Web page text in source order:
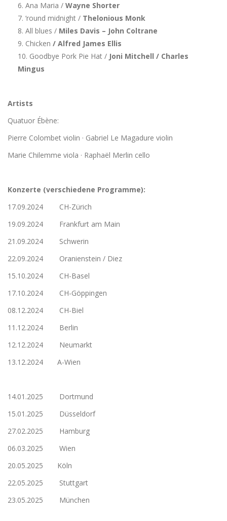
Ana Maria / Wayne Shorter
‘round midnight / Thelonious Monk
All blues / Miles Davis – John Coltrane
Chicken / Alfred James Ellis
Goodbye Pork Pie Hat / Joni Mitchell / Charles
Mingus
Artists
Quatuor Ébène:
Pierre Colombet violin · Gabriel Le Magadure violin
Marie Chilemme viola · Raphaël Merlin cello
Konzerte (verschiedene Programme):
17.09.2024 CH-Zürich
19.09.2024 Frankfurt am Main
21.09.2024 Schwerin
22.09.2024 Oranienstein / Diez
15.10.2024 CH-Basel
17.10.2024 CH-Göppingen
08.12.2024 CH-Biel
11.12.2024 Berlin
12.12.2024 Neumarkt
13.12.2024 A-Wien
14.01.2025 Dortmund
15.01.2025 Düsseldorf
27.02.2025 Hamburg
06.03.2025 Wien
20.05.2025 Köln
22.05.2025 Stuttgart
23.05.2025 München